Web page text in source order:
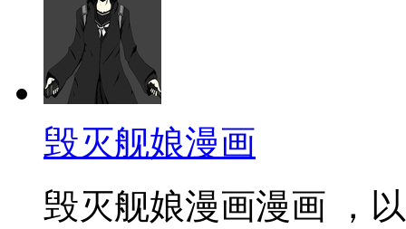
毁灭舰娘漫画
毁灭舰娘漫画漫画 ，